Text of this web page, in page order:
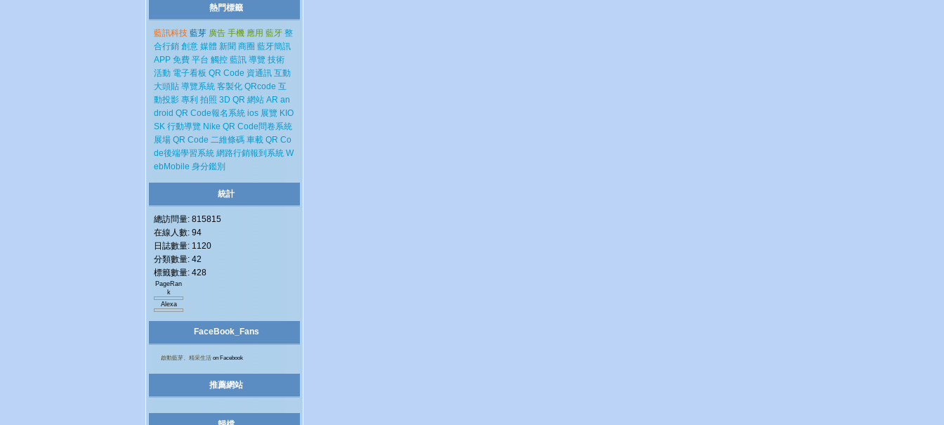
熱門標籤
藍訊科技 藍芽 廣告 手機 應用 藍牙 整
合行銷 創意 媒體 新聞 商圈 藍牙簡訊
APP 免費 平台 觸控 藍訊 導覽 技術
活動 電子看板 QR Code 資通訊 互動
大頭貼 導覽系統 客製化 QRcode 互
動投影 專利 拍照 3D QR 網站 AR an
droid QR Code報名系統 ios 展覽 KIO
SK 行動導覽 Nike QR Code問卷系統
展場 QR Code 二維條碼 車載 QR Co
de後端學習系統 網路行銷報到系統 W
ebMobile 身分鑑別
統計
總訪問量: 815815
在線人數: 94
日誌數量: 1120
分類數量: 42
標籤數量: 428
PageRan
k
Alexa
FaceBook_Fans
啟動藍芽、精采生活 on Facebook
推薦網站